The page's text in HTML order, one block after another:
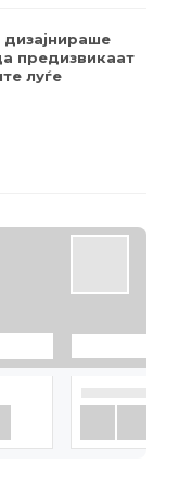
предизвикаат
луѓе